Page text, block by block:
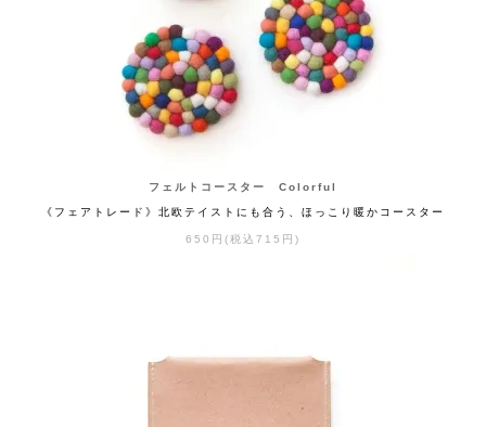
フェルトコースター Colorful
《フェアトレード》北欧テイストにも合う、ほっこり暖かコースター
650円(税込715円)